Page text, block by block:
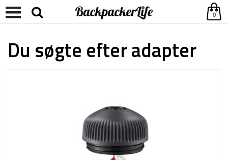
0
Du søgte efter adapter